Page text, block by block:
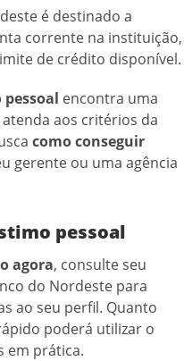
é destinado a
corrente na instituição,
de crédito disponível.
encontra uma
aos critérios da
como conseguir
gerente ou uma agência
pessoal
agora, consulte seu
do Nordeste para
ao seu perfil. Quanto
poderá utilizar o
em prática.